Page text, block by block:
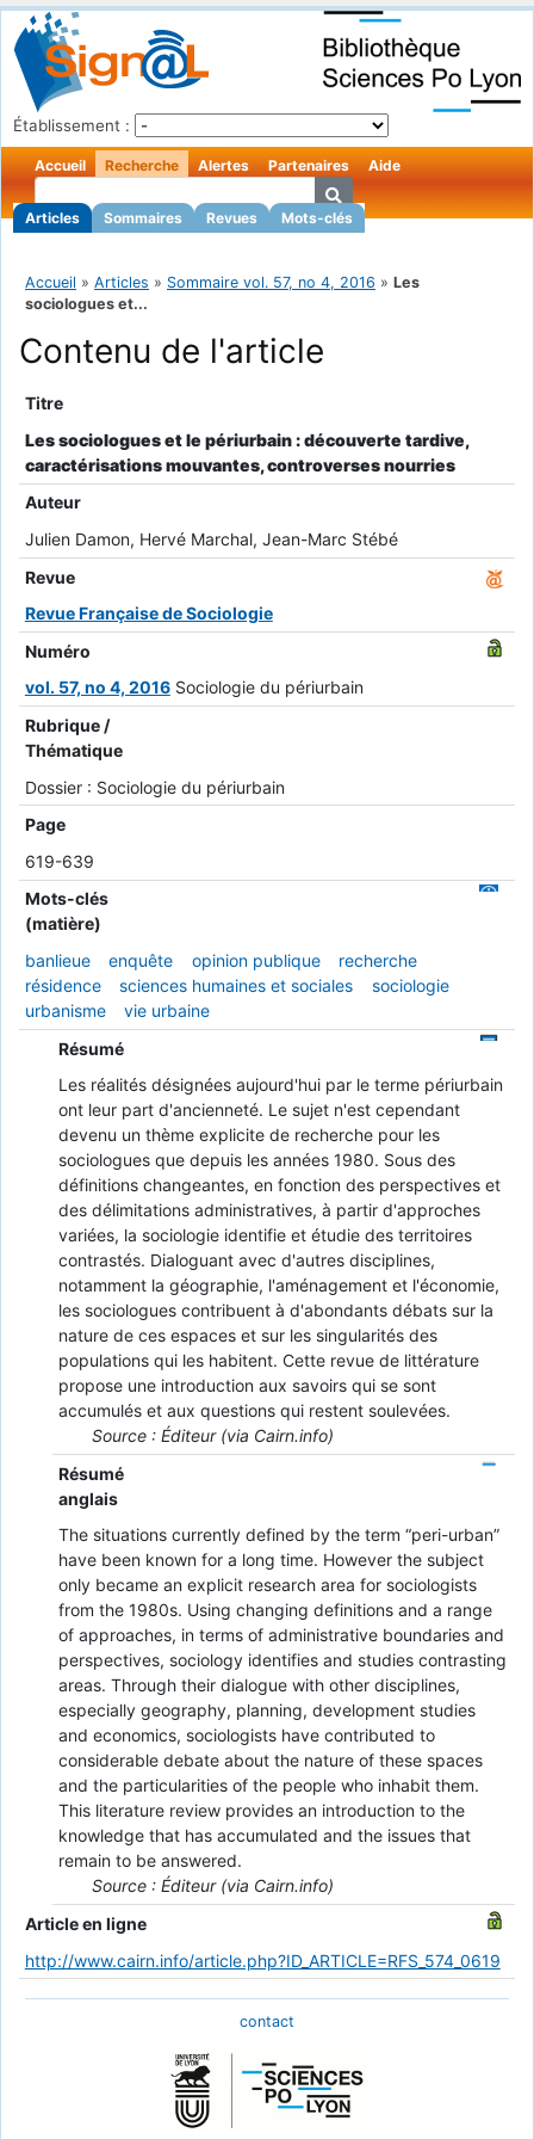
Établissement :
Accueil Recherche
Articles Sommaires Revues Mots-clés
Alertes Partenaires Aide
Accueil » Articles » Sommaire vol. 57, no 4, 2016 » Les
sociologues et...
Contenu de l'article
Titre
Les sociologues et le périurbain : découverte tardive,
caractérisations mouvantes, controverses nourries
Auteur
Julien Damon, Hervé Marchal, Jean-Marc Stébé
Revue
Revue Française de Sociologie
Numéro
vol. 57, no 4, 2016 Sociologie du périurbain
Rubrique /
Thématique
Dossier : Sociologie du périurbain
Page
619-639
Mots-clés
(matière)
banlieue
enquête opinion publique
recherche
résidence
sciences humaines et sociales
sociologie
urbanisme
vie urbaine
Résumé
Les réalités désignées aujourd'hui par le terme périurbain
ont leur part d'ancienneté. Le sujet n'est cependant
devenu un thème explicite de recherche pour les
sociologues que depuis les années 1980. Sous des
définitions changeantes, en fonction des perspectives et
des délimitations administratives, à partir d'approches
variées, la sociologie identifie et étudie des territoires
contrastés. Dialoguant avec d'autres disciplines,
notamment la géographie, l'aménagement et l'économie,
les sociologues contribuent à d'abondants débats sur la
nature de ces espaces et sur les singularités des
populations qui les habitent. Cette revue de littérature
propose une introduction aux savoirs qui se sont
accumulés et aux questions qui restent soulevées.
Source : Éditeur (via Cairn.info)
Résumé
anglais
The situations currently defined by the term “peri-urban”
have been known for a long time. However the subject
only became an explicit research area for sociologists
from the 1980s. Using changing definitions and a range
of approaches, in terms of administrative boundaries and
perspectives, sociology identifies and studies contrasting
areas. Through their dialogue with other disciplines,
especially geography, planning, development studies
and economics, sociologists have contributed to
considerable debate about the nature of these spaces
and the particularities of the people who inhabit them.
This literature review provides an introduction to the
knowledge that has accumulated and the issues that
remain to be answered.
Source : Éditeur (via Cairn.info)
Article en ligne
http://www.cairn.info/article.php?ID_ARTICLE=RFS_574_0619
contact